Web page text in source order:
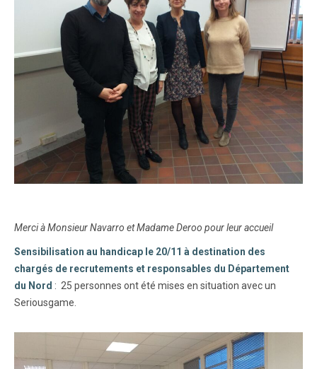
Merci à Monsieur Navarro et Madame Deroo pour leur accueil
Sensibilisation au handicap le 20/11 à destination des
chargés de recrutements et responsables du Département
du Nord : 25 personnes ont été mises en situation avec un
Seriousgame.